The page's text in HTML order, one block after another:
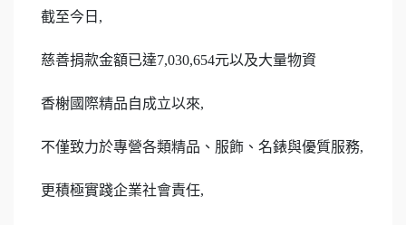
截至今日,
慈善捐款金額已達7,030,654元以及大量物資
香榭國際精品自成立以來,
不僅致力於專營各類精品、服飾、名錶與優質服務,
更積極實踐企業社會責任,